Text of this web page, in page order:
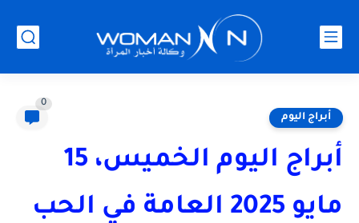
أبراج اليوم
0
أبراج اليوم الخميس، 15
مايو 2025 العامة في الحب